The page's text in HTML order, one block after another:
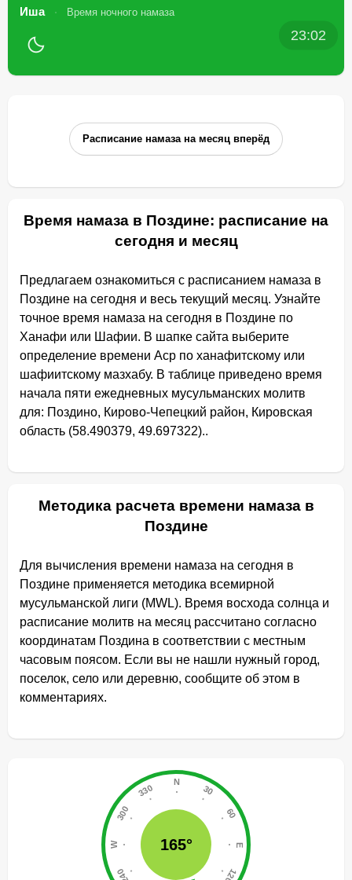
Иша Время ночного намаза
23:02
Расписание намаза на месяц вперёд
Время намаза в Поздине: расписание на
сегодня и месяц
Предлагаем ознакомиться с расписанием намаза в
Поздине на сегодня и весь текущий месяц. Узнайте
точное время намаза на сегодня в Поздине по
Ханафи или Шафии. В шапке сайта выберите
определение времени Аср по ханафитскому или
шафиитскому мазхабу. В таблице приведено время
начала пяти ежедневных мусульманских молитв
для: Поздино, Кирово-Чепецкий район, Кировская
область (58.490379, 49.697322)..
Методика расчета времени намаза в
Поздине
Для вычисления времени намаза на сегодня в
Поздине применяется методика всемирной
мусульманской лиги (MWL). Время восхода солнца и
расписание молитв на месяц рассчитано согласно
координатам Поздина в соответствии с местным
часовым поясом. Если вы не нашли нужный город,
поселок, село или деревню, сообщите об этом в
комментариях.
165°